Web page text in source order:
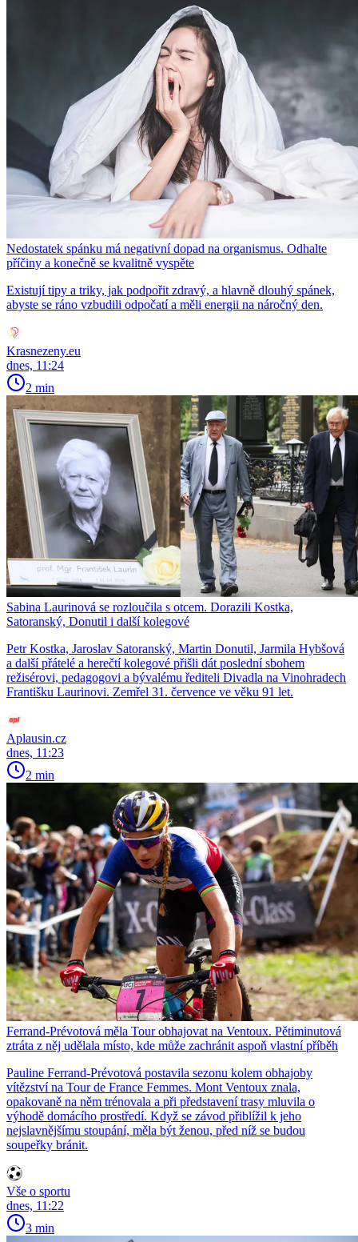
Nedostatek spánku má negativní dopad na organismus. Odhalte
příčiny a konečně se kvalitně vyspěte
Existují tipy a triky, jak podpořit zdravý, a hlavně dlouhý spánek,
abyste se ráno vzbudili odpočatí a měli energii na náročný den.
Krasnezeny.eu
dnes, 11:24
2 min
Sabina Laurinová se rozloučila s otcem. Dorazili Kostka,
Satoranský, Donutil i další kolegové
Petr Kostka, Jaroslav Satoranský, Martin Donutil, Jarmila Hybšová
a další přátelé a herečtí kolegové přišli dát poslední sbohem
režisérovi, pedagogovi a bývalému řediteli Divadla na Vinohradech
Františku Laurinovi. Zemřel 31. července ve věku 91 let.
Aplausin.cz
dnes, 11:23
2 min
Ferrand-Prévotová měla Tour obhajovat na Ventoux. Pětiminutová
ztráta z něj udělala místo, kde může zachránit aspoň vlastní příběh
Pauline Ferrand-Prévotová postavila sezonu kolem obhajoby
vítězství na Tour de France Femmes. Mont Ventoux znala,
opakovaně na něm trénovala a při představení trasy mluvila o
výhodě domácího prostředí. Když se závod přiblížil k jeho
nejslavnějšímu stoupání, měla být ženou, před níž se budou
soupeřky bránit.
Vše o sportu
dnes, 11:22
3 min